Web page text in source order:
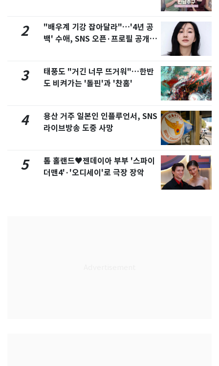
2
"배우계 기강 잡아달라"…'4년 공
백' 수애, SNS 오픈·프로필 공개
3
태풍도 "거긴 너무 뜨거워"…한반
도 비켜가는 '돌핀'과 '찬홈'
4
용산 거주 일본인 인플루언서, SNS
라이브방송 도중 사망
5
톰 홀랜드♥젠데이아 부부 '스파이
더맨4'·'오디세이'로 극장 장악